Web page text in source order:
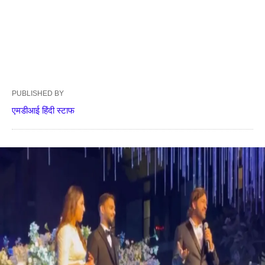
PUBLISHED BY
एमडीआई हिंदी स्टाफ